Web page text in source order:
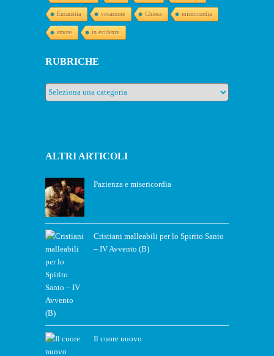
Eucaristia vocazione Chiesa misericordia
amore in evidenza
RUBRICHE
Rubriche
ALTRI ARTICOLI
Pazienza e misericordia
Cristiani malleabili per lo Spirito Santo
– IV Avvento (B)
Il cuore nuovo